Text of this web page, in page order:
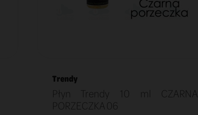
Trendy
Płyn Trendy 10 ml CZARNA
PORZECZKA 06